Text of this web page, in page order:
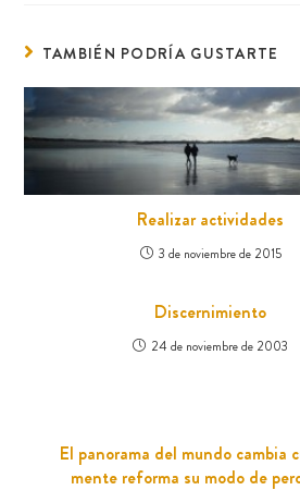
TAMBIÉN PODRÍA GUSTARTE
Realizar actividades
3 de noviembre de 2015
Discernimiento
24 de noviembre de 2003
El panorama del mundo cambia
mente reforma su modo de